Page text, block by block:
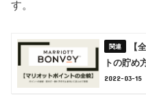
す。
【
トの貯め
2022-03-15